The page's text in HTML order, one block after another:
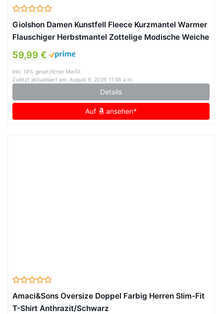
Giolshon Damen Kunstfell Fleece Kurzmantel Warmer
Flauschiger Herbstmantel Zottelige Modische Weiche
Oberbekleidung 3671 Schwarz L
59,99 €
inkl. 19% gesetzlicher MwSt.
Zuletzt aktualisiert am: August 9, 2026 11:56 a.m.
Details
Auf ansehen*
Amaci&Sons Oversize Doppel Farbig Herren Slim-Fit
T-Shirt Anthrazit/Schwarz